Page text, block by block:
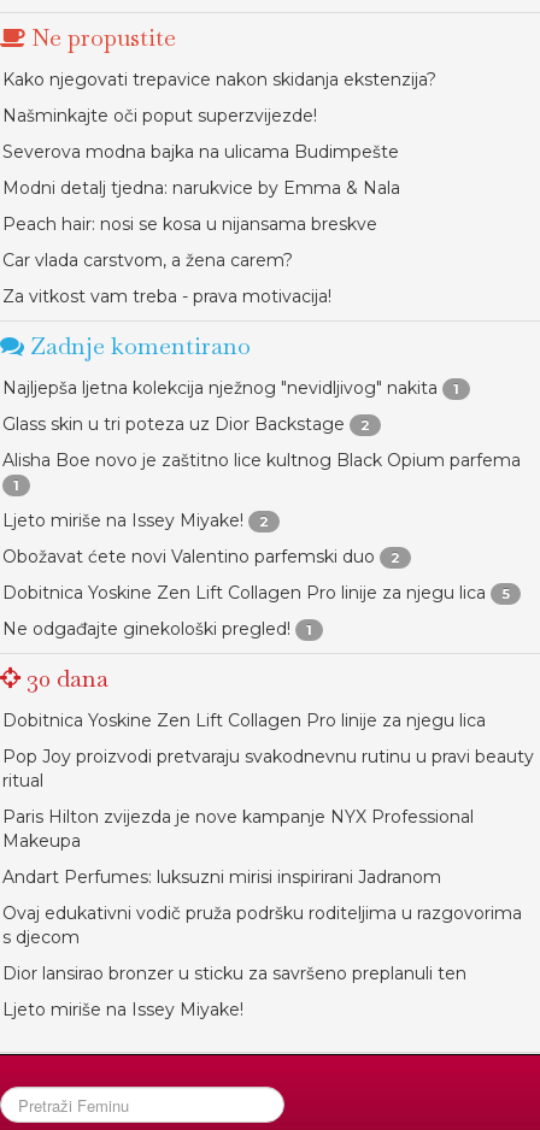
Ne propustite
Kako njegovati trepavice nakon skidanja ekstenzija?
Našminkajte oči poput superzvijezde!
Severova modna bajka na ulicama Budimpešte
Modni detalj tjedna: narukvice by Emma & Nala
Peach hair: nosi se kosa u nijansama breskve
Car vlada carstvom, a žena carem?
Za vitkost vam treba - prava motivacija!
Zadnje komentirano
Najljepša ljetna kolekcija nježnog "nevidljivog" nakita 1
Glass skin u tri poteza uz Dior Backstage 2
Alisha Boe novo je zaštitno lice kultnog Black Opium parfema
1
Ljeto miriše na Issey Miyake! 2
Obožavat ćete novi Valentino parfemski duo 2
Dobitnica Yoskine Zen Lift Collagen Pro linije za njegu lica 5
Ne odgađajte ginekološki pregled! 1
30 dana
Dobitnica Yoskine Zen Lift Collagen Pro linije za njegu lica
Pop Joy proizvodi pretvaraju svakodnevnu rutinu u pravi beauty
ritual
Paris Hilton zvijezda je nove kampanje NYX Professional
Makeupa
Andart Perfumes: luksuzni mirisi inspirirani Jadranom
Ovaj edukativni vodič pruža podršku roditeljima u razgovorima
s djecom
Dior lansirao bronzer u sticku za savršeno preplanuli ten
Ljeto miriše na Issey Miyake!